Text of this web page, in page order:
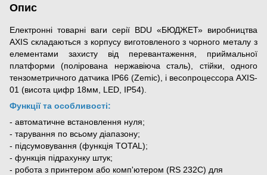
Опис
Електронні товарні ваги серії BDU «БЮДЖЕТ» виробництва
AXIS складаються з корпусу виготовленого з чорного металу з
елементами захисту від перевантаження, приймальної
платформи (полірована нержавіюча сталь), стійки, одного
тензометричного датчика IP66 (Zemic), і весопроцессора AXIS-
01 (висота цифр 18мм, LED, IP54).
Функції та особливості:
- автоматичне встановлення нуля;
- тарування по всьому діапазону;
- підсумовування (функція TOTAL);
- функція підрахунку штук;
- робота з принтером або комп'ютером (RS 232C) для